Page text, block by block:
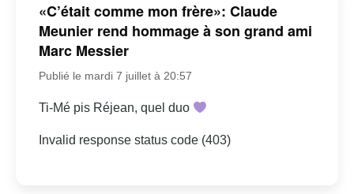
«C’était comme mon frère»: Claude
Meunier rend hommage à son grand ami
Marc Messier
Publié le mardi 7 juillet à 20:57
Ti-Mé pis Réjean, quel duo
Invalid response status code (403)